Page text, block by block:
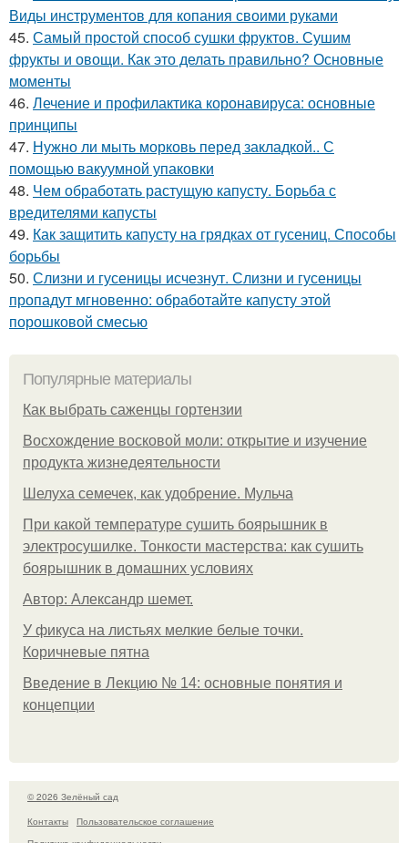
Виды инструментов для копания своими руками
45. Самый простой способ сушки фруктов. Сушим
фрукты и овощи. Как это делать правильно? Основные
моменты
46. Лечение и профилактика коронавируса: основные
принципы
47. Нужно ли мыть морковь перед закладкой.. С
помощью вакуумной упаковки
48. Чем обработать растущую капусту. Борьба с
вредителями капусты
49. Как защитить капусту на грядках от гусениц. Способы
борьбы
50. Слизни и гусеницы исчезнут. Слизни и гусеницы
пропадут мгновенно: обработайте капусту этой
порошковой смесью
Популярные материалы
Как выбрать саженцы гортензии
Восхождение восковой моли: открытие и изучение
продукта жизнедеятельности
Шелуха семечек, как удобрение. Мульча
При какой температуре сушить боярышник в
электросушилке. Тонкости мастерства: как сушить
боярышник в домашних условиях
Автор: Александр шемет.
У фикуса на листьях мелкие белые точки.
Коричневые пятна
Введение в Лекцию № 14: основные понятия и
концепции
© 2026 Зелёный сад
Контакты
Пользовательское соглашение